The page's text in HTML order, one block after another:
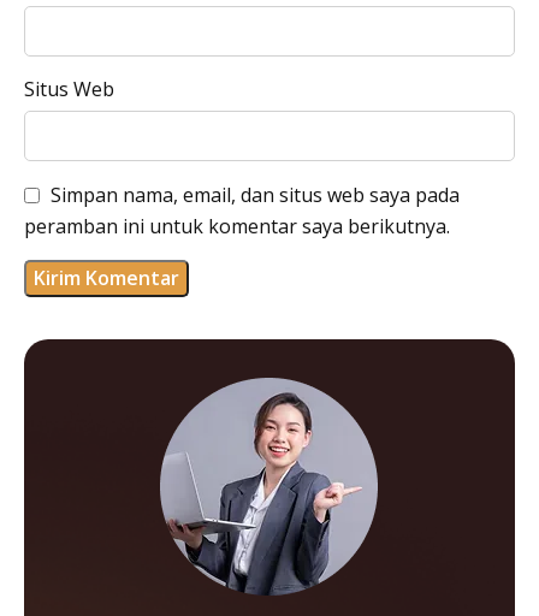
Situs Web
Simpan nama, email, dan situs web saya pada
peramban ini untuk komentar saya berikutnya.